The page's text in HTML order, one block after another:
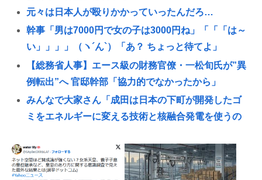
元々は日本人が殴りかかっていったんだろ…
幹事「男は7000円で女の子は3000円ね」「「「は～
い」」」」（ヽ´ん`）「あ？ ちょっと待てよ」
【総務省人事】エース級の財務官僚・一松旬氏が”異
例転出”へ 官邸幹部「協力的でなかったから」
みんなで大家さん「成田は日本の下町が開発したゴ
ミをエネルギーに変える技術と核融合発電を使うの
みいちゃんと山田さん、ハッピーエンド確定 最後は
ママに埋葬される